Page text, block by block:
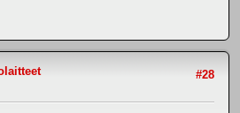
#28